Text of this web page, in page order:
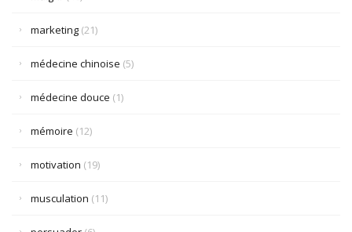
marketing (21)
médecine chinoise (5)
médecine douce (1)
mémoire (12)
motivation (19)
musculation (11)